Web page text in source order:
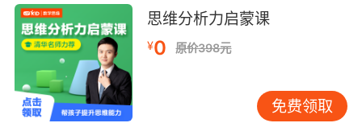
今天，当我们和孩子一起做下来分享这本书
时，会重新感受到阅读带来的美妙体验，它会为
孩子幼小的心灵找到一个温暖的地方。
思维分析力启蒙课
¥0 原价398元
免费领取